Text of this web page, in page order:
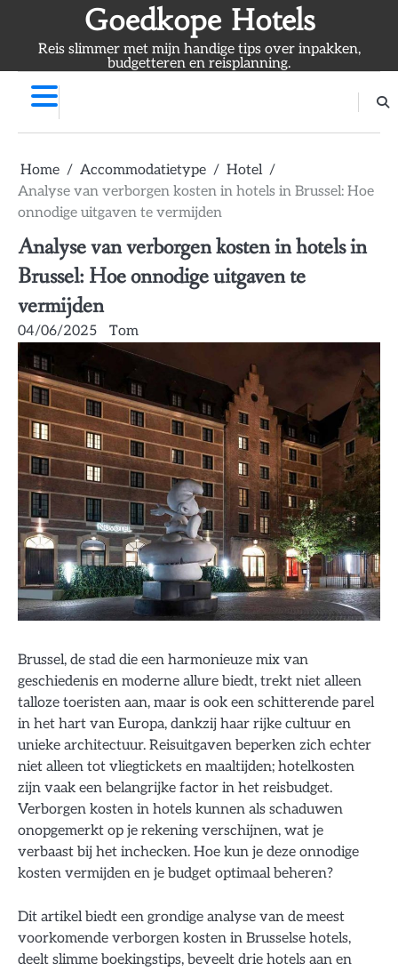
content
Goedkope Hotels
Reis slimmer met mijn handige tips over inpakken,
budgetteren en reisplanning.
Home Accommodatietype
Hotel
Analyse van verborgen kosten in hotels in Brussel: Hoe
onnodige uitgaven te vermijden
Analyse van verborgen kosten in hotels in
Brussel: Hoe onnodige uitgaven te
vermijden
04/06/2025 Tom
Brussel, de stad die een harmonieuze mix van
geschiedenis en moderne allure biedt, trekt niet alleen
talloze toeristen aan, maar is ook een schitterende parel
in het hart van Europa, dankzij haar rijke cultuur en
unieke architectuur. Reisuitgaven beperken zich echter
niet alleen tot vliegtickets en maaltijden; hotelkosten
zijn vaak een belangrijke factor in het reisbudget.
Verborgen kosten in hotels kunnen als schaduwen
onopgemerkt op je rekening verschijnen, wat je
verbaast bij het inchecken. Hoe kun je deze onnodige
kosten vermijden en je budget optimaal beheren?
Dit artikel biedt een grondige analyse van de meest
voorkomende verborgen kosten in Brusselse hotels,
deelt slimme boekingstips, beveelt drie hotels aan en